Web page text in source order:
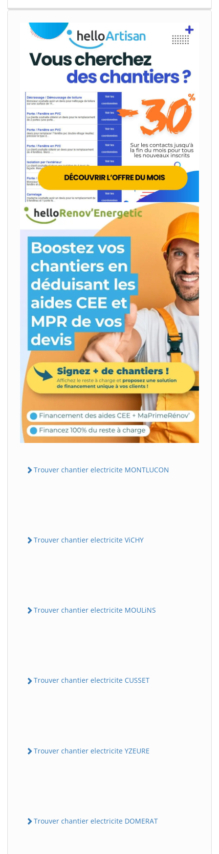
Trouver chantier electricite MONTLUCON
Trouver chantier electricite ViCHY
Trouver chantier electricite MOULiNS
Trouver chantier electricite CUSSET
Trouver chantier electricite YZEURE
Trouver chantier electricite DOMERAT